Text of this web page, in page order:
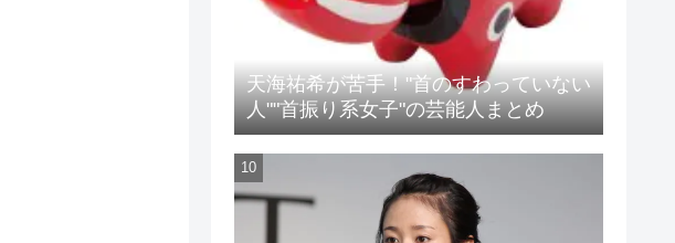
天海祐希が苦手！"首のすわっていない
人""首振り系女子"の芸能人まとめ